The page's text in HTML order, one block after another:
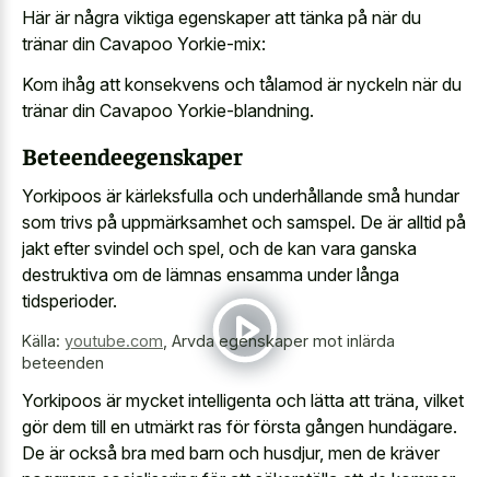
Här är några viktiga egenskaper att tänka på när du
tränar din Cavapoo Yorkie-mix:
Kom ihåg att konsekvens och tålamod är nyckeln när du
tränar din Cavapoo Yorkie-blandning.
Beteendeegenskaper
Yorkipoos är kärleksfulla och underhållande små hundar
som trivs på uppmärksamhet och samspel. De är alltid på
jakt efter svindel och spel, och de kan vara ganska
destruktiva om de lämnas ensamma under långa
tidsperioder.
Källa: youtube.com Arvda egenskaper mot inlärda
beteenden
Yorkipoos är mycket intelligenta och lätta att träna, vilket
gör dem till en utmärkt ras för första gången hundägare.
De är också bra med barn och husdjur, men de kräver